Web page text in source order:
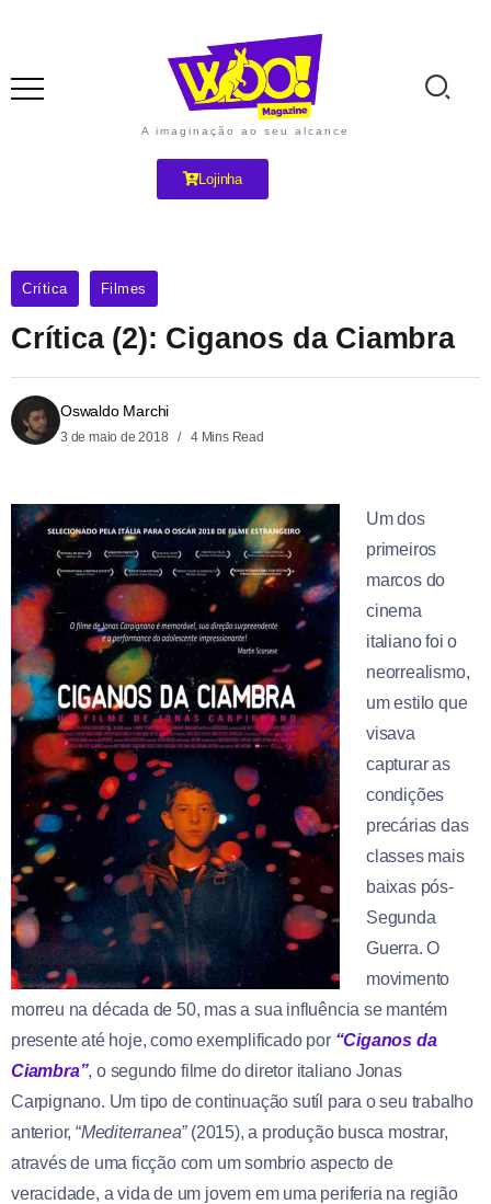
A imaginação ao seu alcance
Lojinha
Crítica Filmes
Crítica (2): Ciganos da Ciambra
Oswaldo Marchi
3 de maio de 2018 4 Mins Read
Um dos
primeiros
marcos do
cinema
italiano foi o
neorrealismo,
um estilo que
visava
capturar as
condições
precárias das
classes mais
baixas pós-
Segunda
Guerra. O
movimento
morreu na década de 50, mas a sua influência se mantém
presente até hoje, como exemplificado por “Ciganos da
Ciambra”, o segundo filme do diretor italiano Jonas
Carpignano. Um tipo de continuação sutíl para o seu trabalho
anterior, “Mediterranea” (2015), a produção busca mostrar,
através de uma ficção com um sombrio aspecto de
veracidade, a vida de um jovem em uma periferia na região